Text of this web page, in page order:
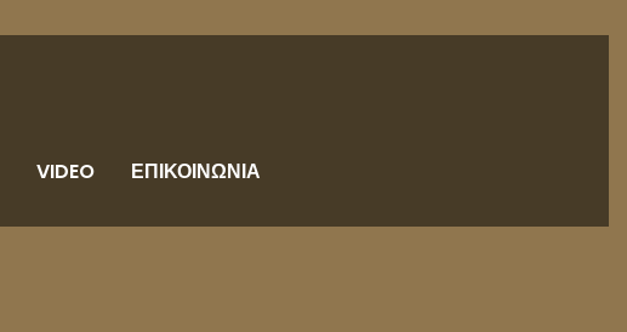
VIDEO ΕΠΙΚΟΙΝΩΝΙΑ